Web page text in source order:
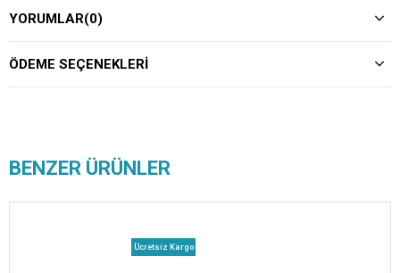
YORUMLAR(0)
ÖDEME SEÇENEKLERI
BENZER ÜRÜNLER
Ücretsiz Kargo